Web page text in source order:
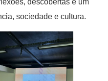
sociedade e cultura.